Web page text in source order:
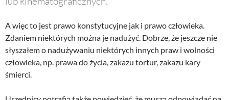
A więc to jest prawo konstytucyjne jak i prawo człowieka.
Zdaniem niektórych można je nadużyć. Dobrze, że jeszcze nie
słyszałem o nadużywaniu niektórych innych praw i wolności
człowieka, np. prawa do życia, zakazu tortur, zakazu kary
śmierci.